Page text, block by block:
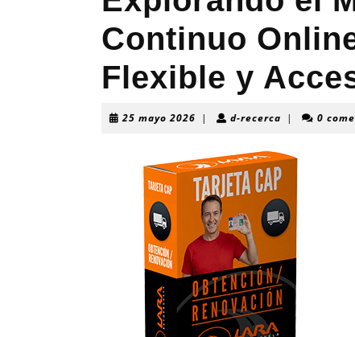
Continuo
Flexible y
25 mayo 2026 25| d-recerca d-| 0